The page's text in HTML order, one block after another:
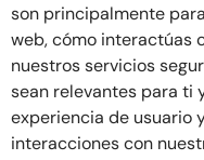
son principalmente
web, cómo interactúas
nuestros servicios
sean relevantes para ti
experiencia de usuario
interacciones con